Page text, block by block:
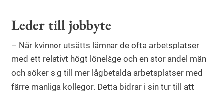
Leder till jobbyte
– När kvinnor utsätts lämnar de ofta arbetsplatser
med ett relativt högt löneläge och en stor andel män
och söker sig till mer lågbetalda arbetsplatser med
färre manliga kollegor. Detta bidrar i sin tur till att